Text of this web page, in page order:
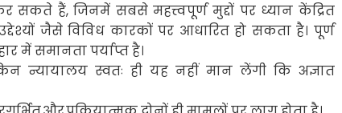
सकते हैं,जिनमें सबसे महत्त्वपूर्ण मुद्दों पर ध्यान केंद्रित
जैसे विविध कारकों पर आधारित हो सकता है। पूर्ण
में समानता पर्याप्त है।
न्यायालय स्वतः ही यह नहीं मान लेंगी कि अज्ञात